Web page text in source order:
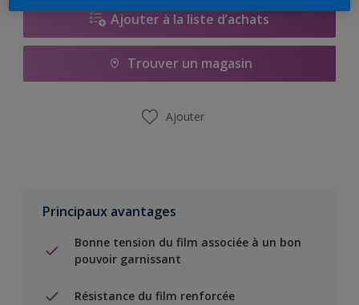
Ajouter à la liste d’achats
Trouver un magasin
Ajouter
Principaux avantages
Bonne tension du film associée à un bon
pouvoir garnissant
Résistance du film renforcée